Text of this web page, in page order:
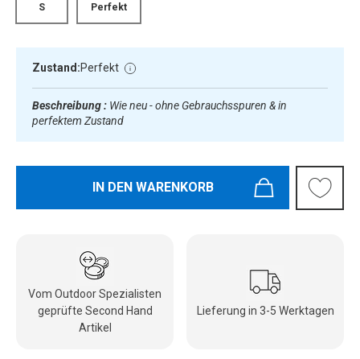
S Perfekt
Zustand:Perfekt
Beschreibung : Wie neu - ohne Gebrauchsspuren & in
perfektem Zustand
IN DEN WARENKORB
Vom Outdoor Spezialisten
geprüfte Second Hand
Artikel
Lieferung in 3-5 Werktagen